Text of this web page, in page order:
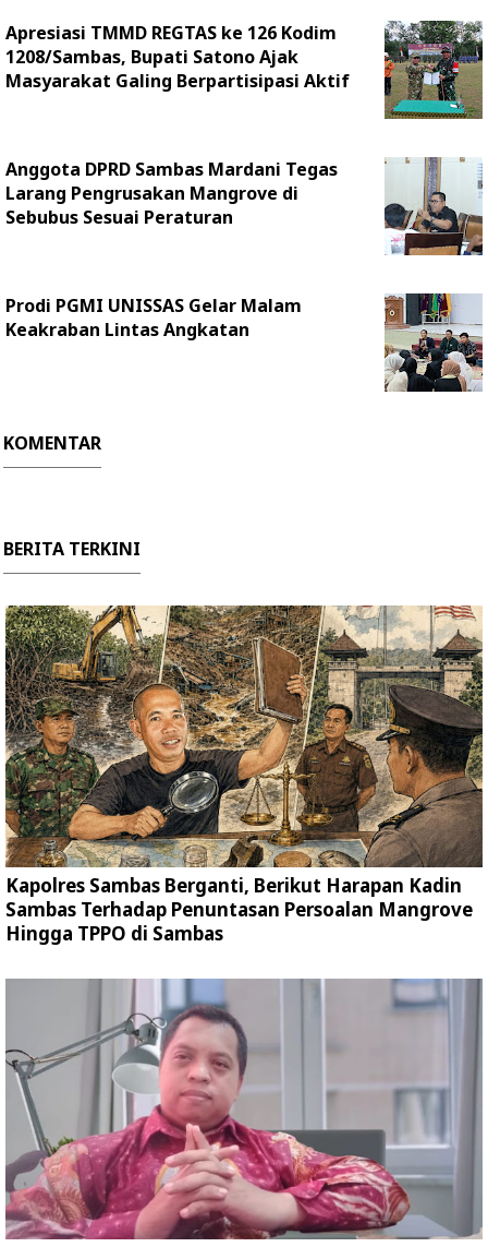
Apresiasi TMMD REGTAS ke 126 Kodim
1208/Sambas, Bupati Satono Ajak
Masyarakat Galing Berpartisipasi Aktif
Anggota DPRD Sambas Mardani Tegas
Larang Pengrusakan Mangrove di
Sebubus Sesuai Peraturan
Prodi PGMI UNISSAS Gelar Malam
Keakraban Lintas Angkatan
KOMENTAR
BERITA TERKINI
Kapolres Sambas Berganti, Berikut Harapan Kadin
Sambas Terhadap Penuntasan Persoalan Mangrove
Hingga TPPO di Sambas